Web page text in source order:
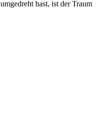
hast, ist der Traum